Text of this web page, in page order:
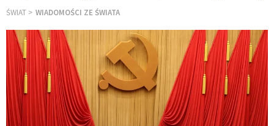
ŚWIAT WIADOMOŚCI ZE ŚWIATA